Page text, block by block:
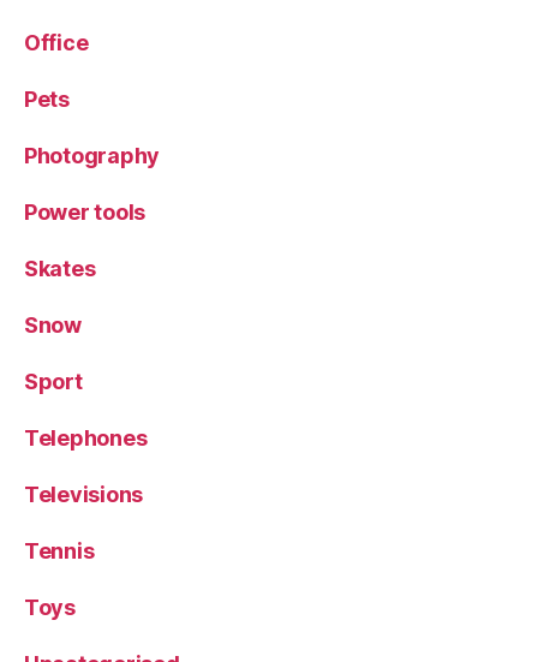
Office
Pets
Photography
Power tools
Skates
Snow
Sport
Telephones
Televisions
Tennis
Toys